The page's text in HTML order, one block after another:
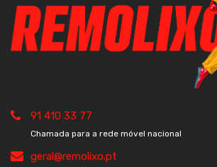
91 410 33 77
Chamada para a rede móvel nacional
geral@remolixo.pt